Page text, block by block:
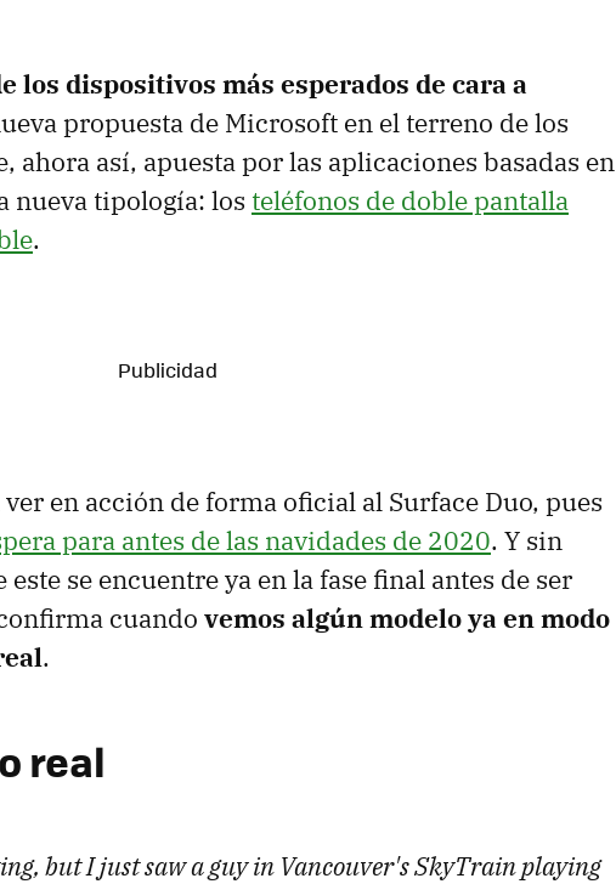
los dispositivos más esperados de cara a
propuesta de Microsoft en el terreno de los
ahora así, apuesta por las aplicaciones basadas en
nueva tipología: los teléfonos de doble pantalla
.
en acción de forma oficial al Surface Duo, pues
para antes de las navidades de 2020. Y sin
se encuentre ya en la fase final antes de ser
cuando vemos algún modelo ya en modo
.
real
but I just saw a guy in Vancouver's SkyTrain playing